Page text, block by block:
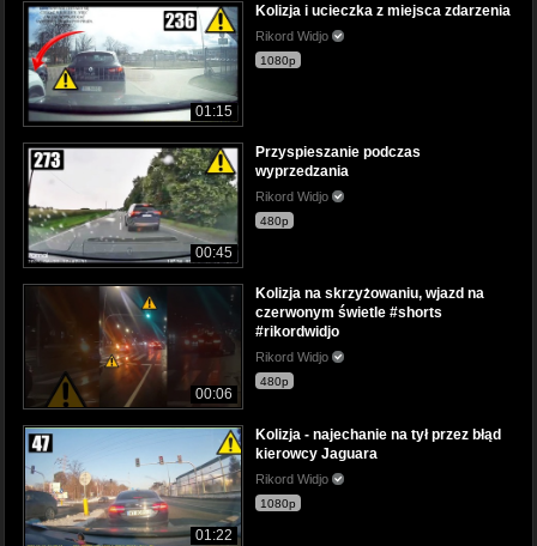
01:15
Kolizja i ucieczka z miejsca zdarzenia
Rikord Widjo
1080p
00:45
Przyspieszanie podczas
wyprzedzania
Rikord Widjo
480p
00:06
Kolizja na skrzyżowaniu, wjazd na
czerwonym świetle #shorts
#rikordwidjo
Rikord Widjo
480p
01:22
Kolizja - najechanie na tył przez błąd
kierowcy Jaguara
Rikord Widjo
1080p